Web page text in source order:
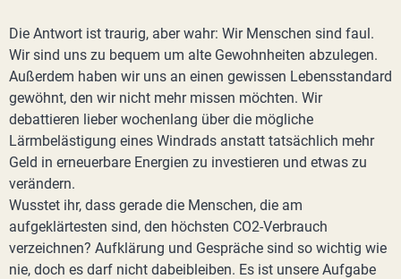
Die Antwort ist traurig, aber wahr: Wir Menschen sind faul.
Wir sind uns zu bequem um alte Gewohnheiten abzulegen.
Außerdem haben wir uns an einen gewissen Lebensstandard
gewöhnt, den wir nicht mehr missen möchten. Wir
debattieren lieber wochenlang über die mögliche
Lärmbelästigung eines Windrads anstatt tatsächlich mehr
Geld in erneuerbare Energien zu investieren und etwas zu
verändern.
Wusstet ihr, dass gerade die Menschen, die am
aufgeklärtesten sind, den höchsten CO2-Verbrauch
verzeichnen? Aufklärung und Gespräche sind so wichtig wie
nie, doch es darf nicht dabeibleiben. Es ist unsere Aufgabe